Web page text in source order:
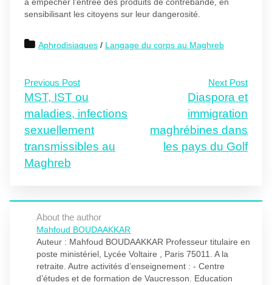
sensibilisant les citoyens sur leur dangerosité.
Aphrodisiaques / Langage du corps au Maghreb
Previous Post
MST, IST ou
maladies, infections
sexuellement
transmissibles au
Maghreb
Next Post
Diaspora et
immigration
maghrébines dans
les pays du Golf
About the author
Mahfoud BOUDAAKKAR
Auteur : Mahfoud BOUDAAKKAR Professeur titulaire en
poste ministériel, Lycée Voltaire , Paris 75011. A la
retraite. Autre activités d’enseignement : - Centre
d’études et de formation de Vaucresson. Education